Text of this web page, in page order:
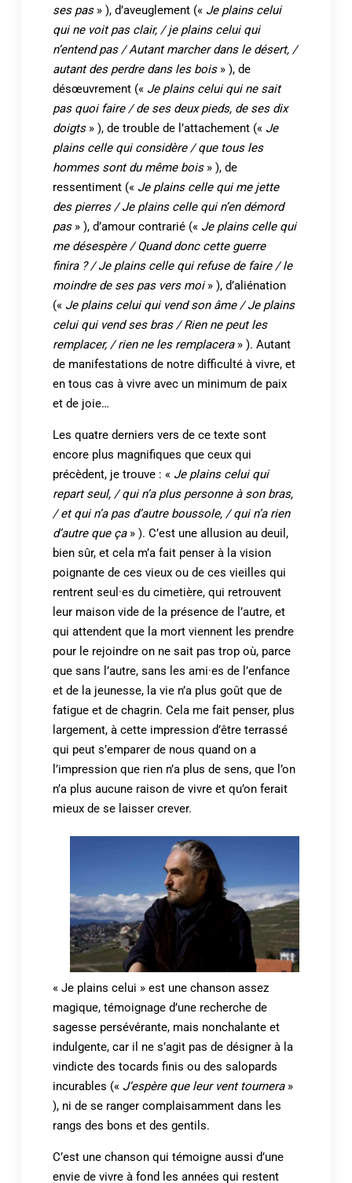
ses pas» ), d’aveuglement (« Je plains celui
qui ne voit pas clair, / je plains celui qui
n’entend pas / Autant marcher dans le désert, /
autant des perdre dans les bois» ), de
désœuvrement (« Je plains celui qui ne sait
pas quoi faire / de ses deux pieds, de ses dix
doigts» ), de trouble de l’attachement (« Je
plains celle qui considère / que tous les
hommes sont du même bois» ), de
ressentiment (« Je plains celle qui me jette
des pierres / Je plains celle qui n’en démord
pas» ), d’amour contrarié (« Je plains celle qui
me désespère / Quand donc cette guerre
finira ? / Je plains celle qui refuse de faire / le
moindre de ses pas vers moi» ), d’aliénation
(« Je plains celui qui vend son âme / Je plains
celui qui vend ses bras / Rien ne peut les
remplacer, / rien ne les remplacera» ). Autant
de manifestations de notre difficulté à vivre, et
en tous cas à vivre avec un minimum de paix
et de joie…
Les quatre derniers vers de ce texte sont
encore plus magnifiques que ceux qui
précèdent, je trouve : « Je plains celui qui
repart seul, / qui n’a plus personne à son bras,
/ et qui n’a pas d’autre boussole, / qui n’a rien
d’autre que ça» ). C’est une allusion au deuil,
bien sûr, et cela m’a fait penser à la vision
poignante de ces vieux ou de ces vieilles qui
rentrent seul·es du cimetière, qui retrouvent
leur maison vide de la présence de l’autre, et
qui attendent que la mort viennent les prendre
pour le rejoindre on ne sait pas trop où, parce
que sans l’autre, sans les ami·es de l’enfance
et de la jeunesse, la vie n’a plus goût que de
fatigue et de chagrin. Cela me fait penser, plus
largement, à cette impression d’être terrassé
qui peut s’emparer de nous quand on a
l’impression que rien n’a plus de sens, que l’on
n’a plus aucune raison de vivre et qu’on ferait
mieux de se laisser crever.
« Je plains celui » est une chanson assez
magique, témoignage d’une recherche de
sagesse persévérante, mais nonchalante et
indulgente, car il ne s’agit pas de désigner à la
vindicte des tocards finis ou des salopards
incurables (« J’espère que leur vent tournera»
), ni de se ranger complaisamment dans les
rangs des bons et des gentils.
C’est une chanson qui témoigne aussi d’une
envie de vivre à fond les années qui restent